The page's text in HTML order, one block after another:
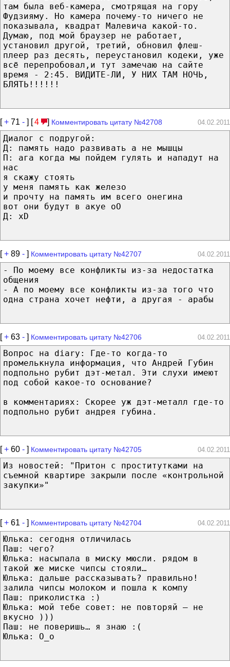
там была веб-камера, смотрящая на гору
Фудзияму. Но камера почему-то ничего не
показывала, квадрат Малевича какой-то.
Думаю, под мой браузер не работает,
установил другой, третий, обновил флеш-
плеер раз десять, переустановил кодеки, уже
всё перепробовал,и тут замечаю на сайте
время - 2:45. ВИДИТЕ-ЛИ, У НИХ ТАМ НОЧЬ,
БЛЯТЬ!!!!!!
[+ 71 - ] [4 ] Комментировать цитату №42708 04.02.2011
Диалог с подругой:
Д: память надо развивать а не мышцы
П: ага когда мы пойдем гулять и нападут на
нас
я скажу стоять
у меня память как железо
и прочту на память им всего онегина
вот они будут в акуе оО
Д: xD
[+ 89 - ] Комментировать цитату №42707 04.02.2011
- По моему все конфликты из-за недостатка
общения
- А по моему все конфликты из-за того что
одна страна хочет нефти, а другая - арабы
[+ 63 - ] Комментировать цитату №42706 04.02.2011
Вопрос на diary: Где-то когда-то
промелькнула информация, что Андрей Губин
подпольно рубит дэт-метал. Эти слухи имеют
под собой какое-то основание?
в комментариях: Скорее уж дэт-металл где-то
подпольно рубит андрея губина.
[+ 60 - ] Комментировать цитату №42705 04.02.2011
Из новостей: "Притон с проститутками на
съемной квартире закрыли после «контрольной
закупки»"
[+ 61 - ] Комментировать цитату №42704 04.02.2011
Юлька: сегодня отличилась
Паш: чего?
Юлька: насыпала в миску мюсли. рядом в
такой же миске чипсы стояли…
Юлька: дальше рассказывать? правильно!
залила чипсы молоком и пошла к компу
Паш: приколистка :)
Юлька: мой тебе совет: не повторяй – не
вкусно )))
Паш: не поверишь… я знаю :(
Юлька: О_о